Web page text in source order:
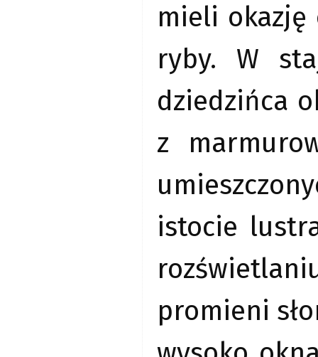
mieli okazję
ryby. W
dziedzińca
z
istocie
promieni